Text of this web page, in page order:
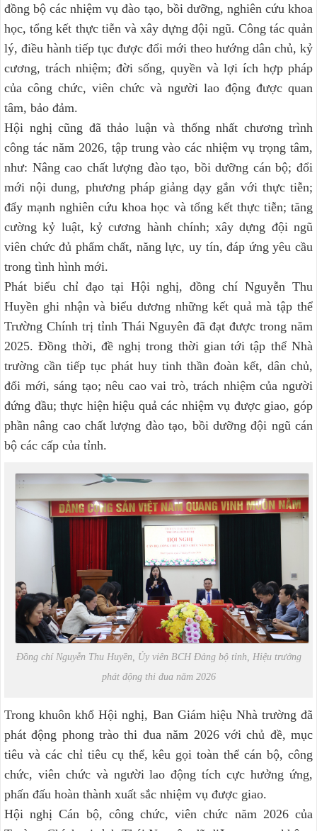
đồng bộ các nhiệm vụ đào tạo, bồi dưỡng, nghiên cứu khoa
học, tổng kết thực tiễn và xây dựng đội ngũ. Công tác quản
lý, điều hành tiếp tục được đổi mới theo hướng dân chủ, kỷ
cương, trách nhiệm; đời sống, quyền và lợi ích hợp pháp
của công chức, viên chức và người lao động được quan
tâm, bảo đảm.
Hội nghị cũng đã thảo luận và thống nhất chương trình
công tác năm 2026, tập trung vào các nhiệm vụ trọng tâm,
như: Nâng cao chất lượng đào tạo, bồi dưỡng cán bộ; đổi
mới nội dung, phương pháp giảng dạy gắn với thực tiễn;
đẩy mạnh nghiên cứu khoa học và tổng kết thực tiễn; tăng
cường kỷ luật, kỷ cương hành chính; xây dựng đội ngũ
viên chức đủ phẩm chất, năng lực, uy tín, đáp ứng yêu cầu
trong tình hình mới.
Phát biểu chỉ đạo tại Hội nghị, đồng chí Nguyễn Thu
Huyền ghi nhận và biểu dương những kết quả mà tập thể
Trường Chính trị tỉnh Thái Nguyên đã đạt được trong năm
2025. Đồng thời, đề nghị trong thời gian tới tập thể Nhà
trường cần tiếp tục phát huy tinh thần đoàn kết, dân chủ,
đổi mới, sáng tạo; nêu cao vai trò, trách nhiệm của người
đứng đầu; thực hiện hiệu quả các nhiệm vụ được giao, góp
phần nâng cao chất lượng đào tạo, bồi dưỡng đội ngũ cán
bộ các cấp của tỉnh.
Đồng chí Nguyễn Thu Huyền, Ủy viên BCH Đảng bộ tỉnh, Hiệu trưởng
phát động thi đua năm 2026
Trong khuôn khổ Hội nghị, Ban Giám hiệu Nhà trường đã
phát động phong trào thi đua năm 2026 với chủ đề, mục
tiêu và các chỉ tiêu cụ thể, kêu gọi toàn thể cán bộ, công
chức, viên chức và người lao động tích cực hưởng ứng,
phấn đấu hoàn thành xuất sắc nhiệm vụ được giao.
Hội nghị Cán bộ, công chức, viên chức năm 2026 của